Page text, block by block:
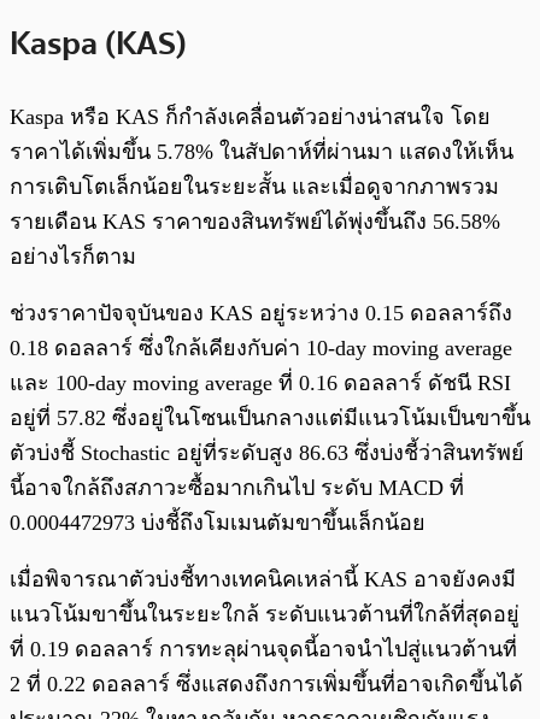
Kaspa (KAS)
Kaspa หรือ KAS ก็กำลังเคลื่อนตัวอย่างน่าสนใจ โดย
ราคาได้เพิ่มขึ้น 5.78% ในสัปดาห์ที่ผ่านมา แสดงให้เห็น
การเติบโตเล็กน้อยในระยะสั้น และเมื่อดูจากภาพรวม
รายเดือน KAS ราคาของสินทรัพย์ได้พุ่งขึ้นถึง 56.58%
อย่างไรก็ตาม
ช่วงราคาปัจจุบันของ KAS อยู่ระหว่าง 0.15 ดอลลาร์ถึง
0.18 ดอลลาร์ ซึ่งใกล้เคียงกับค่า 10-day moving average
และ 100-day moving average ที่ 0.16 ดอลลาร์ ดัชนี RSI
อยู่ที่ 57.82 ซึ่งอยู่ในโซนเป็นกลางแต่มีแนวโน้มเป็นขาขึ้น
ตัวบ่งชี้ Stochastic อยู่ที่ระดับสูง 86.63 ซึ่งบ่งชี้ว่าสินทรัพย์
นี้อาจใกล้ถึงสภาวะซื้อมากเกินไป ระดับ MACD ที่
0.0004472973 บ่งชี้ถึงโมเมนตัมขาขึ้นเล็กน้อย
เมื่อพิจารณาตัวบ่งชี้ทางเทคนิคเหล่านี้ KAS อาจยังคงมี
แนวโน้มขาขึ้นในระยะใกล้ ระดับแนวต้านที่ใกล้ที่สุดอยู่
ที่ 0.19 ดอลลาร์ การทะลุผ่านจุดนี้อาจนำไปสู่แนวต้านที่
2 ที่ 0.22 ดอลลาร์ ซึ่งแสดงถึงการเพิ่มขึ้นที่อาจเกิดขึ้นได้